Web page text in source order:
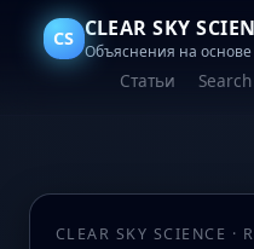
CS CLEAR SKY
Объяснения на
Статьи Search
CLEAR SKY SCIENCE ·